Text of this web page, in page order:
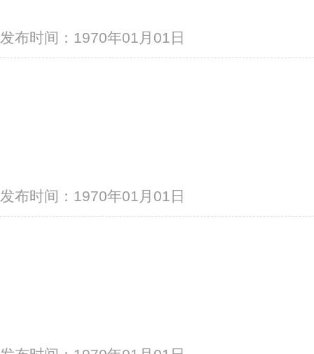
发布时间：1970年01月01日
发布时间：1970年01月01日